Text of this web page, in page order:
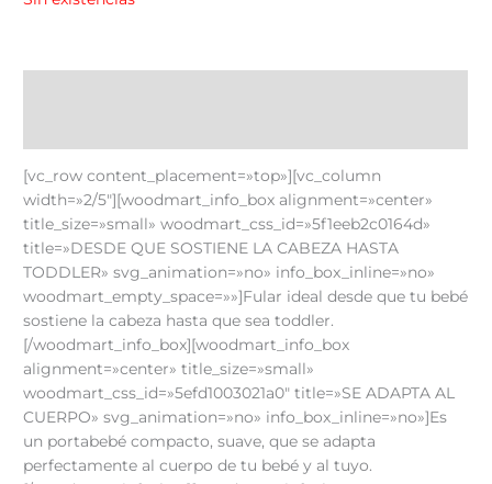
[vc_row content_placement=»top»][vc_column
width=»2/5″][woodmart_info_box alignment=»center»
title_size=»small» woodmart_css_id=»5f1eeb2c0164d»
title=»DESDE QUE SOSTIENE LA CABEZA HASTA
TODDLER» svg_animation=»no» info_box_inline=»no»
woodmart_empty_space=»»]Fular ideal desde que tu bebé
sostiene la cabeza hasta que sea toddler.
[/woodmart_info_box][woodmart_info_box
alignment=»center» title_size=»small»
woodmart_css_id=»5efd1003021a0″ title=»SE ADAPTA AL
CUERPO» svg_animation=»no» info_box_inline=»no»]Es
un portabebé compacto, suave, que se adapta
perfectamente al cuerpo de tu bebé y al tuyo.